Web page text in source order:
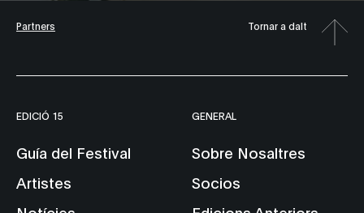
Partners Tornar a dalt
EDICIÓ 15
Guía del Festival
Artistes
GENERAL
Sobre Nosaltres
Socios